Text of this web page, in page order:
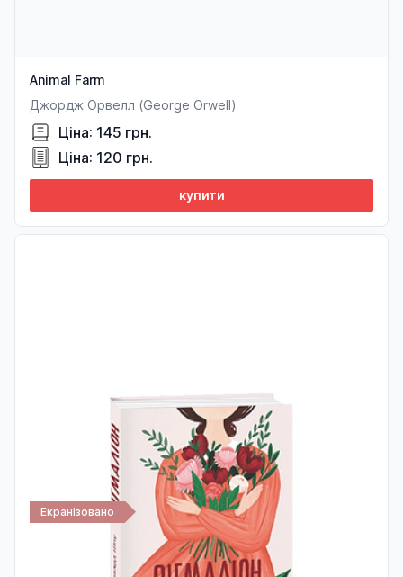
Animal Farm
Джордж Орвелл (George Orwell)
Ціна: 145 грн.
Ціна: 120 грн.
купити
Екранізовано